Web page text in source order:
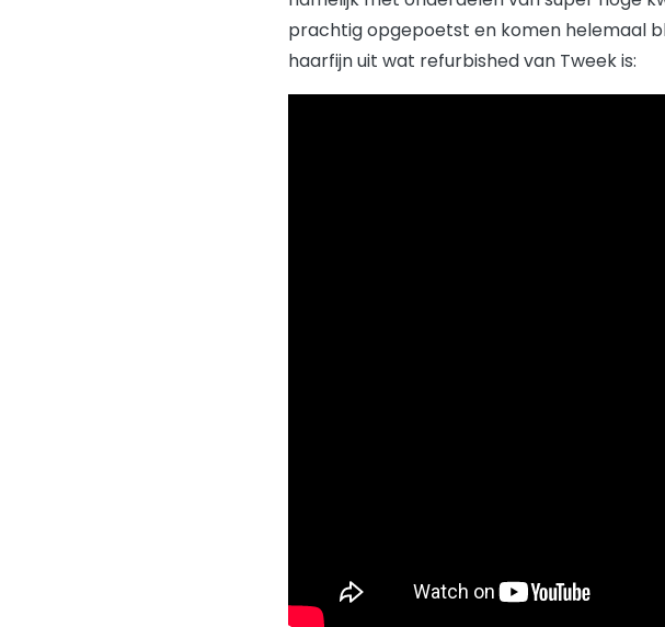
prachtig opgepoetst en komen helemaal
haarfijn uit wat refurbished van Tweek is: